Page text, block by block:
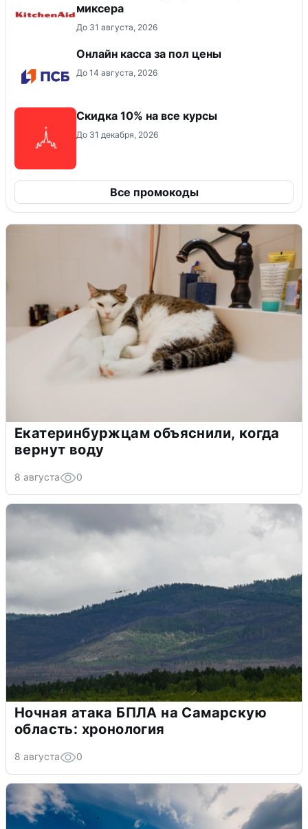
миксера
До 31 августа, 2026
Онлайн касса за пол цены
До 14 августа, 2026
Скидка 10% на все курсы
До 31 декабря, 2026
Все промокоды
Екатеринбуржцам объяснили, когда
вернут воду
8 августа 0
Ночная атака БПЛА на Самарскую
область: хронология
8 августа 0